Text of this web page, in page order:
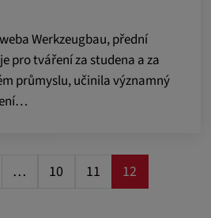
Werkzeugbau, přední
pro tváření za studena a za
průmyslu, učinila významný
… 10 11 12